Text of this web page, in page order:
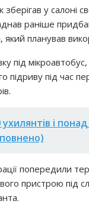
зберігав у салоні
раніше
планував
під
підриву під час
і
попередили
пристрою під